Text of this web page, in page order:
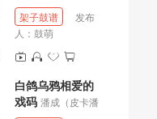
架子鼓谱
发布
人： 鼓萌
白鸽乌鸦相爱的
戏码 潘成（皮卡潘